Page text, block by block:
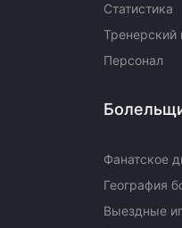
Статистика
Тренерский
Персонал
Фанатское
География
Выездные